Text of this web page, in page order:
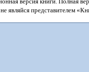
являйся представителем